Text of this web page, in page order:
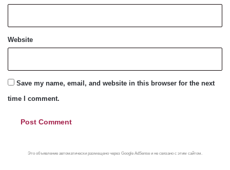
Website
Save my name, email, and website in this browser for the next
time I comment.
Это объявление автоматически размещено через Google AdSense и не связано с этим сайтом.